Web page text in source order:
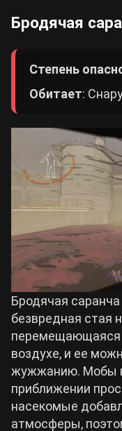
Бродячая
Степень
Обитает:
Бродячая
безвредная стая
перемещающаяся
воздухе, и ее
жужжанию. Мобы
приближении
насекомые
атмосферы,